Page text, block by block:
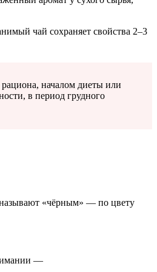
чай сохраняет свойства 2–3
началом диеты или
в период грудного
«чёрным» — по цвету
—